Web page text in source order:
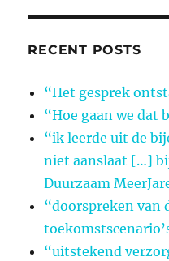
RECENT POSTS
“Het gesprek
“Hoe gaan we dat
“ik leerde uit de
niet aanslaat […]
Duurzaam
“doorspreken van
“uitstekend